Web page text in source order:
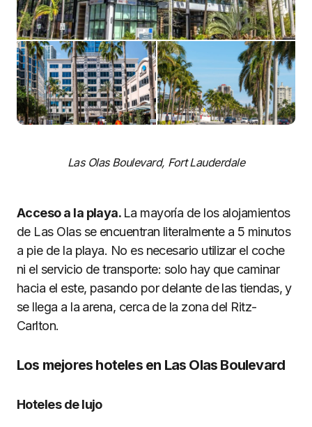
Las Olas Boulevard, Fort Lauderdale
Acceso a la playa. La mayoría de los alojamientos
de Las Olas se encuentran literalmente a 5 minutos
a pie de la playa. No es necesario utilizar el coche
ni el servicio de transporte: solo hay que caminar
hacia el este, pasando por delante de las tiendas, y
se llega a la arena, cerca de la zona del Ritz-
Carlton.
Los mejores hoteles en Las Olas Boulevard
Hoteles de lujo